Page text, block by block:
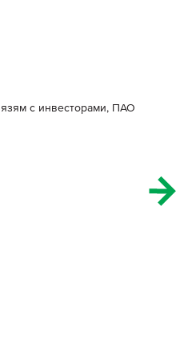
с инвесторами, ПАО